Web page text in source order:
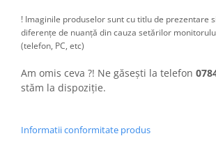
! Imaginile produselor sunt cu titlu de prezentare
diferențe de nuanță din cauza setărilor
(telefon, PC, etc)
Am omis ceva ?! Ne găsești la telefon
stăm la dispoziție.
Informatii conformitate produs